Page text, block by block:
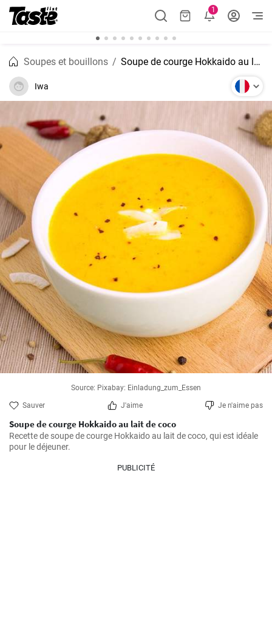
1
Soupes et bouillons Soupe de courge Hokkaido au lait de coco
Iwa
Source: Pixabay: Einladung_zum_Essen
Sauver J'aime Je n'aime pas
Soupe de courge Hokkaido au lait de coco
Recette de soupe de courge Hokkaido au lait de coco, qui est idéale
pour le déjeuner.
PUBLICITÉ